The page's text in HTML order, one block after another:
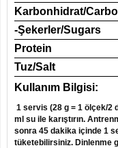
Karbonhidrat/
-Şekerler/Sugars
Protein
Tuz/Salt
Kullanım Bilgisi:
1 servis (28 g = 1 ölçek/2
ml su ile karıştırın.
sonra 45 dakika içinde 1
tüketebilirsiniz. Dinlenme